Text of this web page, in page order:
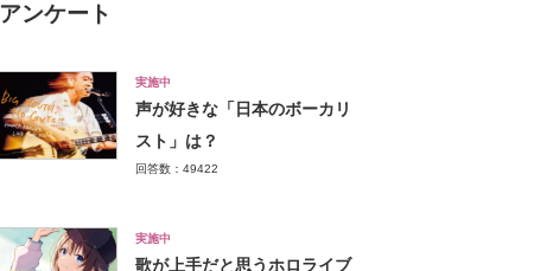
アンケート
実施中
声が好きな「日本のボーカリ
スト」は？
回答数：49422
実施中
歌が上手だと思うホロライブ